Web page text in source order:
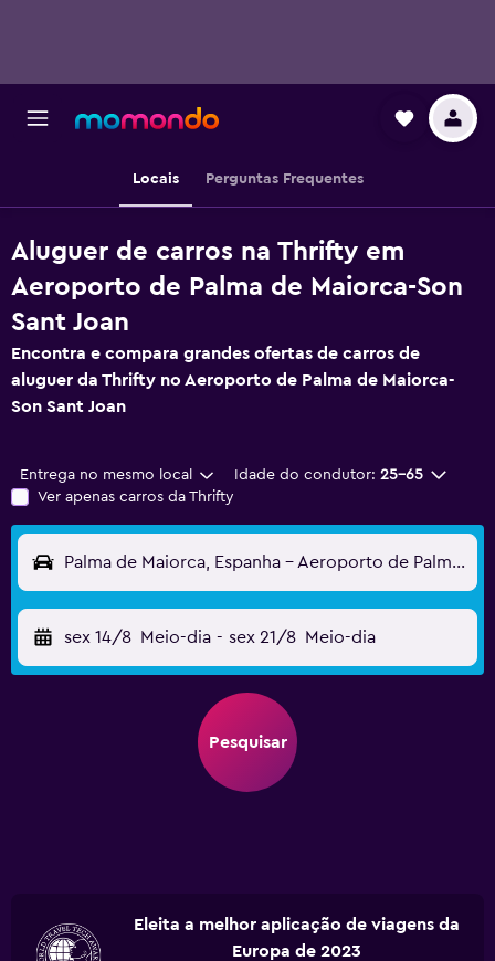
Locais Perguntas Frequentes
Aluguer de carros na Thrifty em
Aeroporto de Palma de Maiorca-Son
Sant Joan
Encontra e compara grandes ofertas de carros de
aluguer da Thrifty no Aeroporto de Palma de Maiorca-
Son Sant Joan
Entrega no mesmo local Idade do condutor: 25-65
Ver apenas carros da Thrifty
Palma de Maiorca, Espanha - Aeroporto de Palma de Maiorca-Son Sant Joan (PMI)
sex 14/8 Meio-dia - sex 21/8 Meio-dia
Pesquisar
Eleita a melhor aplicação de viagens da
Europa de 2023